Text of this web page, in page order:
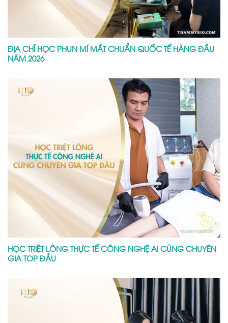
ĐỊA CHỈ HỌC PHUN MÍ MẮT CHUẨN QUỐC TẾ HÀNG ĐẦU
NĂM 2026
HỌC TRIỆT LÔNG THỰC TẾ CÔNG NGHỆ AI CÙNG CHUYÊN
GIA TOP ĐẦU